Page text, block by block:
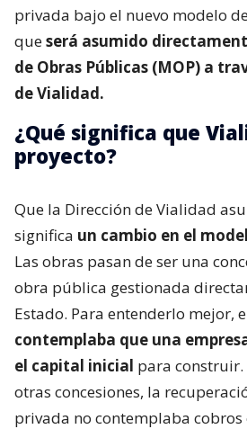
privada bajo el nuevo modelo
queserá asumido
de Obras Públicas (MOP) a
de Vialidad.
¿Qué significa que
proyecto?
Que la Dirección de Vialidad
significa un cambio en el
Las obras pasan de ser una
obra pública gestionada
Estado. Para entenderlo mejor,
contemplaba que una
el capital inicial para
otras concesiones, la
privada no contemplaba cobros